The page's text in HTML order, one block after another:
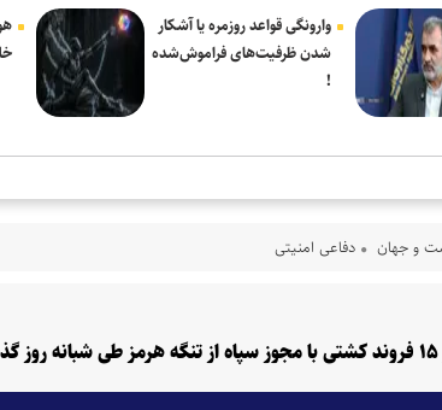
وارونگی قواعد روزمره یا آشکار
شدن ظرفیت‌های فراموش‌شده
!
و جهان دفاعی امنیتی